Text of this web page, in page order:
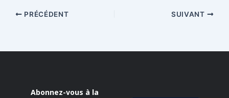
PRÉCÉDENT SUIVANT
Abonnez-vous à la